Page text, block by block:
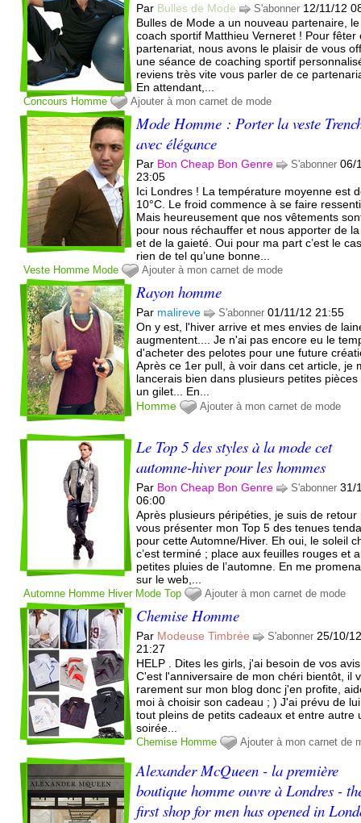
Par Bulles de Mode S'abonner 12/11/12
Bulles de Mode a un nouveau partenaire, le
coach sportif Matthieu Verneret ! Pour fêter
partenariat, nous avons le plaisir de vous
une séance de coaching sportif
reviens très vite vous parler de ce
En attendant,...
Concours Homme Ajouter à mon carnet de mode
Mode Homme : Porter la veste
avec élégance
Par Bon Cheap Bon Genre S'abonner 06/
23:05
Ici Londres ! La température moyenne est
10°C. Le froid commence à se faire
Mais heureusement que nos vêtements
pour nous réchauffer et nous apporter de
et de la gaieté. Oui pour ma part c’est le
rien de tel qu’une bonne...
Veste Homme Mode Ajouter à mon carnet de mode
Rayon homme
Par malireve S'abonner 01/11/12 21:55
On y est, l'hiver arrive et mes envies de
augmentent.... Je n'ai pas encore eu le
d'acheter des pelotes pour une future
Après ce 1er pull, à voir dans cet article, je
lancerais bien dans plusieurs petites pièces
un gilet... En...
Homme
Ajouter à mon carnet de mode
Le Top 5 des styles à la mode cet
automne-hiver pour les hommes
Par Bon Cheap Bon Genre S'abonner 31/
06:00
Après plusieurs péripéties, je suis de retour
vous présenter mon Top 5 des tenues
pour cette Automne/Hiver. Eh oui, le soleil
c’est terminé ; place aux feuilles rouges et
petites pluies de l’automne. En me
sur le web,...
Automne Homme Hiver Mode Top Ajouter à mon carnet de mode
Chemise Homme
Par Modeuse Timbrée S'abonner 25/10/
21:27
HELP . Dites les girls, j'ai besoin de vos
C'est l'anniversaire de mon chéri bientôt, il
rarement sur mon blog donc j'en profite,
moi à choisir son cadeau ; ) J'ai prévu de
tout pleins de petits cadeaux et entre autre
soirée...
Chemise Homme Ajouter à mon carnet de
Alexander McQueen - la première
boutique homme ouvre à Londres -
first shop for men has opened in